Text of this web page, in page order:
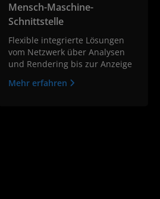
Mensch-Maschine-
Schnittstelle
Flexible integrierte Lösungen
vom Netzwerk über Analysen
und Rendering bis zur Anzeige
Mehr erfahren